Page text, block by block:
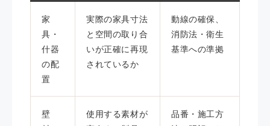
家
具・
什器
の配
置
実際の家具寸法
と空間の取り合
いが正確に再現
されているか
動線の確保、
消防法・衛生
基準への準拠
壁
使用する素材が
品番・施工方